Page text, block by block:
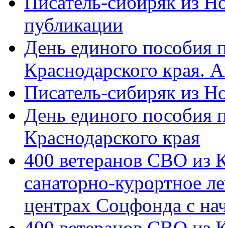
публикации
День единого пособия
Краснодарского края.
Писатель-сибиряк из
День единого пособия
Краснодарского края
400 ветеранов СВО из
санаторно-курортное
центрах Соцфонда с